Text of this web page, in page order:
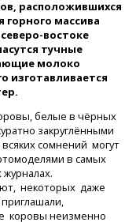
расположившихся
горного массива
востоке
тучные
молоко
изготавливается
белые в чёрных
закруглёнными
сомнений могут
в самых
некоторых даже
коровы неизменно